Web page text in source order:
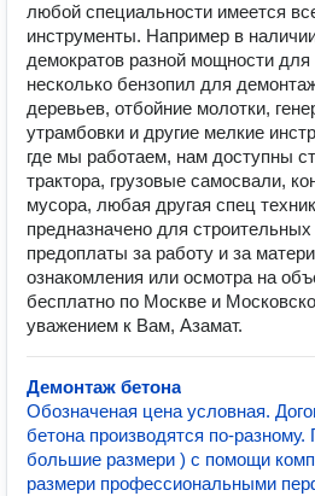
любой специальности имеется
инструменты. Например в
демократов разной мощности
несколько бензопил для
деревьев, отбойние молотки,
утрамбовки и другие мелкие
где мы работаем, нам доступны
трактора, грузовые самосвали,
мусора, любая другая спец
предназначено для
предоплаты за работу и за
ознакомления или осмотра на
бесплатно по Москве и
уважением к Вам, Азамат.
Демонтаж бетона
Обозначеная цена условная.
бетона производятся по-
большие размери ) с помощи
размери профессиональными